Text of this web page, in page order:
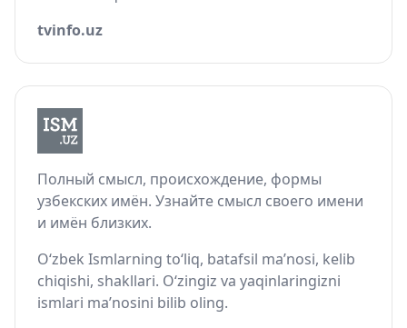
tvinfo.uz
Полный смысл, происхождение, формы
узбекских имён. Узнайте смысл своего имени
и имён близких.
O‘zbek Ismlarning to‘liq, batafsil ma’nosi, kelib
chiqishi, shakllari. O‘zingiz va yaqinlaringizni
ismlari ma’nosini bilib oling.